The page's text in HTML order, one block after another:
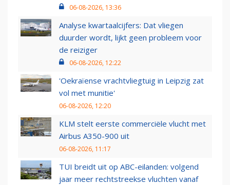
06-08-2026, 13:36
Analyse kwartaalcijfers: Dat vliegen
duurder wordt, lijkt geen probleem voor
de reiziger
06-08-2026, 12:22
'Oekraïense vrachtvliegtuig in Leipzig zat
vol met munitie'
06-08-2026, 12:20
KLM stelt eerste commerciële vlucht met
Airbus A350-900 uit
06-08-2026, 11:17
TUI breidt uit op ABC-eilanden: volgend
jaar meer rechtstreekse vluchten vanaf